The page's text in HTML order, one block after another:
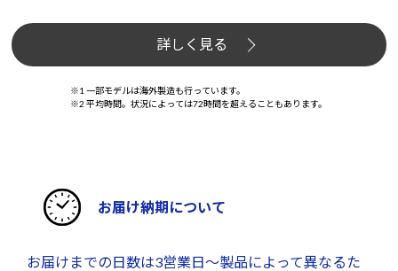
詳しく見る
※1 一部モデルは海外製造も行っています。
※2 平均時間。状況によっては72時間を超えることもあります。
お届け納期について
お届けまでの日数は3営業日～製品によって異なるた